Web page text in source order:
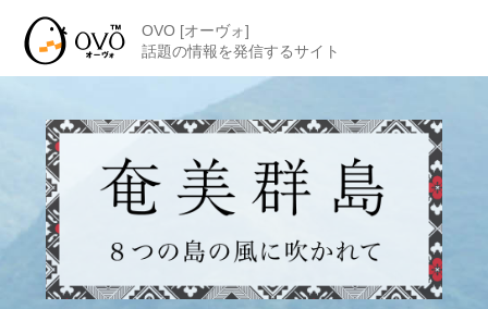
OVO [オーヴォ]
話題の情報を発信するサイト